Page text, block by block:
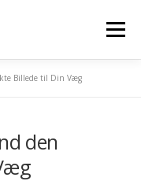
Menu
Billede til Din Væg
den